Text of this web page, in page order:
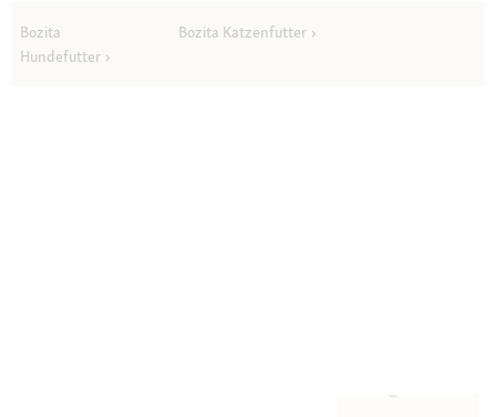
Bozita
Hundefutter
Bozita Katzenfutter